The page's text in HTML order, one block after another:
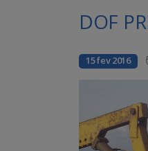
DOF
15 fev 2016